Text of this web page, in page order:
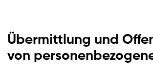
Übermittlung und
von